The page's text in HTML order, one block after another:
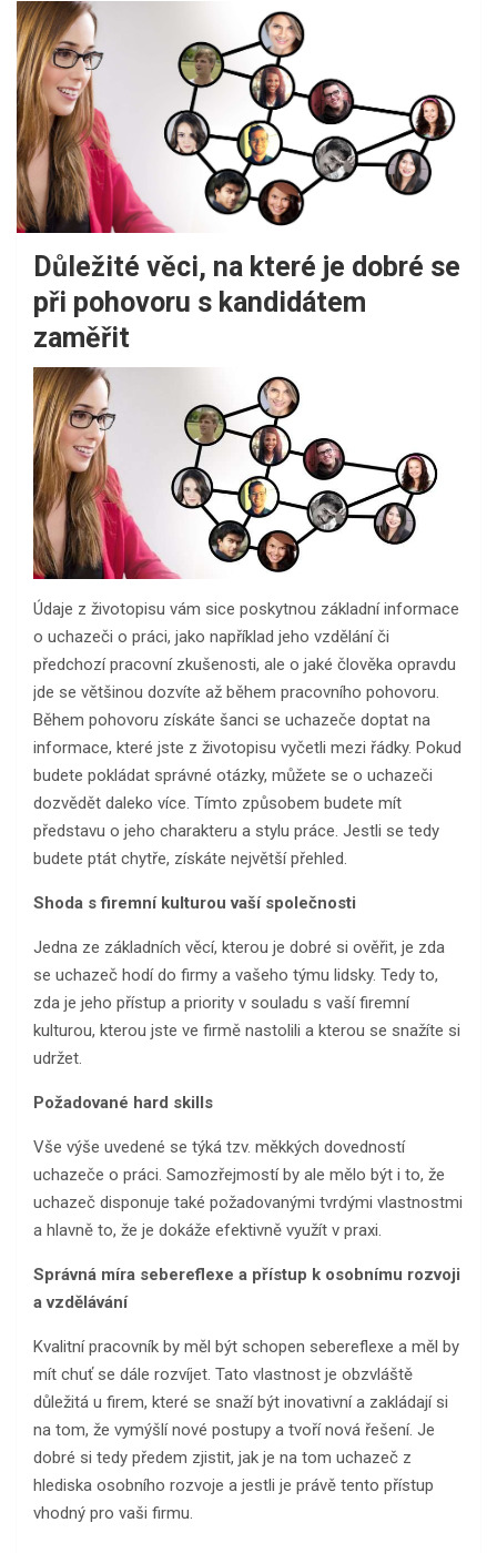
Důležité věci, na které je dobré se
při pohovoru s kandidátem
zaměřit
Údaje z životopisu vám sice poskytnou základní informace
o uchazeči o práci, jako například jeho vzdělání či
předchozí pracovní zkušenosti, ale o jaké člověka opravdu
jde se většinou dozvíte až během pracovního pohovoru.
Během pohovoru získáte šanci se uchazeče doptat na
informace, které jste z životopisu vyčetli mezi řádky. Pokud
budete pokládat správné otázky, můžete se o uchazeči
dozvědět daleko více. Tímto způsobem budete mít
představu o jeho charakteru a stylu práce. Jestli se tedy
budete ptát chytře, získáte největší přehled.
Shoda s firemní kulturou vaší společnosti
Jedna ze základních věcí, kterou je dobré si ověřit, je zda
se uchazeč hodí do firmy a vašeho týmu lidsky. Tedy to,
zda je jeho přístup a priority v souladu s vaší firemní
kulturou, kterou jste ve firmě nastolili a kterou se snažíte si
udržet.
Požadované hard skills
Vše výše uvedené se týká tzv. měkkých dovedností
uchazeče o práci. Samozřejmostí by ale mělo být i to, že
uchazeč disponuje také požadovanými tvrdými vlastnostmi
a hlavně to, že je dokáže efektivně využít v praxi.
Správná míra sebereflexe a přístup k osobnímu rozvoji
a vzdělávání
Kvalitní pracovník by měl být schopen sebereflexe a měl by
mít chuť se dále rozvíjet. Tato vlastnost je obzvláště
důležitá u firem, které se snaží být inovativní a zakládají si
na tom, že vymýšlí nové postupy a tvoří nová řešení. Je
dobré si tedy předem zjistit, jak je na tom uchazeč z
hlediska osobního rozvoje a jestli je právě tento přístup
vhodný pro vaši firmu.